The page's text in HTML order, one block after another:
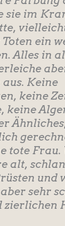
sie im
ein
Alles in
Keine
keine
keine
tote
alt,
und
sehr
zierlichen